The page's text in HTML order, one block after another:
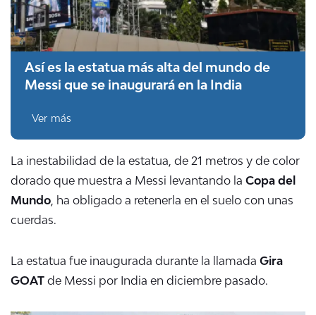
Así es la estatua más alta del mundo de
Messi que se inaugurará en la India
Ver más
La inestabilidad de la estatua, de 21 metros y de color
dorado que muestra a Messi levantando la Copa del
Mundo, ha obligado a retenerla en el suelo con unas
cuerdas.
La estatua fue inaugurada durante la llamada Gira
GOAT de Messi por India en diciembre pasado.